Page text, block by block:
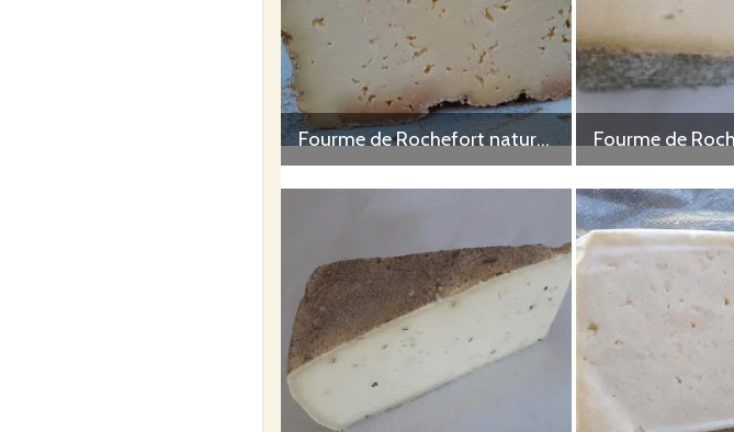
Fourme de Rochefort nature 1kg